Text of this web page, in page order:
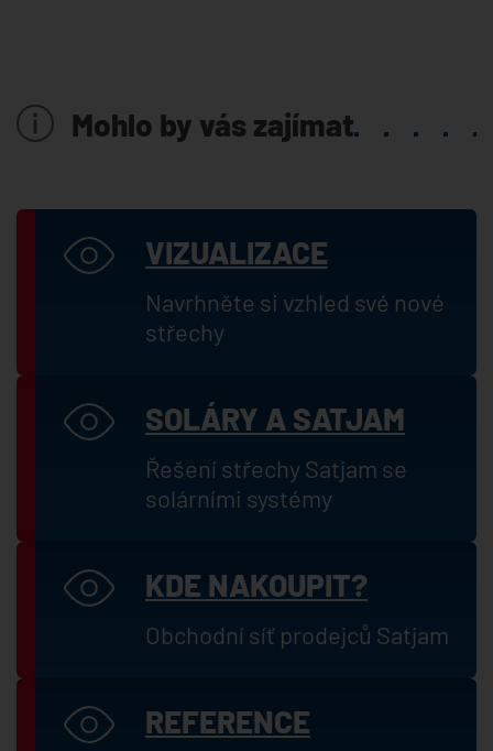
Mohlo by vás zajímat
VIZUALIZACE
Navrhněte si vzhled své nové
střechy
SOLÁRY A SATJAM
Řešení střechy Satjam se
solárními systémy
KDE NAKOUPIT?
Obchodní síť prodejců Satjam
REFERENCE